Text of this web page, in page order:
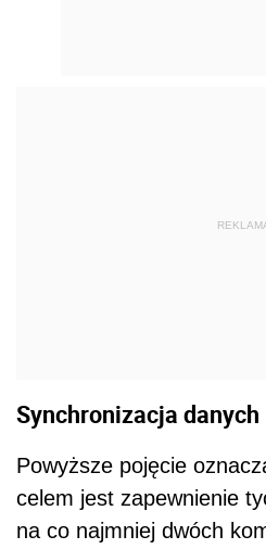
Synchronizacja danych
Powyższe pojęcie
celem jest zapewnienie
na co najmniej dwóch